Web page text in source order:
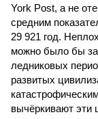
York Post, а не
средним
29 921 год.
можно было бы
ледниковых
развитых
вычёркивают эти